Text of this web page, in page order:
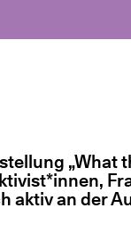
„What
aktiv an der